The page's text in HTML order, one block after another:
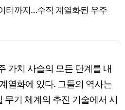
터까지…수직 계열화된 우주
가치 사슬의 모든 단계를 내
열화에 있다. 그들의 역사는
무기 체계의 추진 기술에서 시